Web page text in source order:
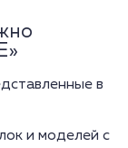
в
и моделей с